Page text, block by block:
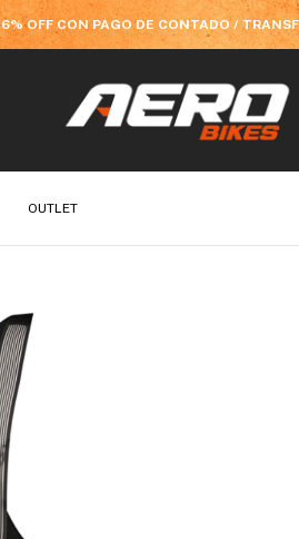
CUOTAS SIN INTERÉS CON TARJETAS
OUTLET